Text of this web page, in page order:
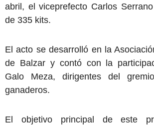
abril, el viceprefecto Carlos
de 335 kits.
El acto se desarrolló en la
de Balzar y contó con la
Galo Meza, dirigentes del
ganaderos.
El objetivo principal de este